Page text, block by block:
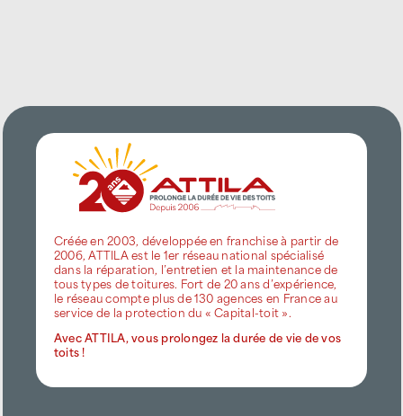
Créée en 2003, développée en franchise à partir de
2006, ATTILA est le 1er réseau national spécialisé
dans la réparation, l’entretien et la maintenance de
tous types de toitures. Fort de 20 ans d’expérience,
le réseau compte plus de 130 agences en France au
service de la protection du « Capital-toit ».
Avec ATTILA, vous prolongez la durée de vie de vos
toits !